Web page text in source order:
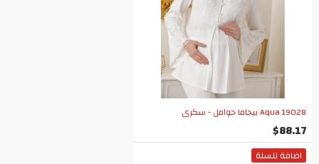
Aqua 19028 بيجاما حوامل - سكري
$88.17
اضافة للسلة